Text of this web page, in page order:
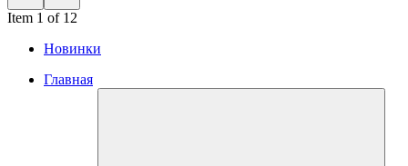
Item 1 of 12
Новинки
Главная